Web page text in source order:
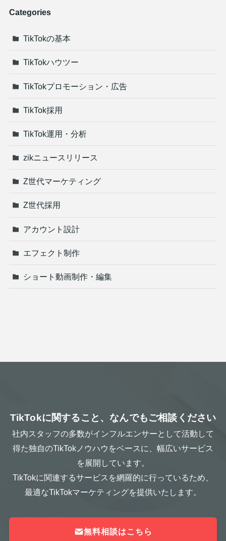
Categories
TikTokの基本
TikTokハウツー
TikTokプロモーション・広告
TikTok採用
TikTok運用・分析
zikニュースリリース
Z世代マーケティング
Z世代採用
アカウント設計
エフェクト制作
ショート動画制作・編集
TikTokに関すること、なんでもご相談ください
社内スタッフの多数がインフルエンサーとして活動して
得た独自のTikTokノウハウをベースに、幅広いサービス
を展開しています。
TikTokに関連するサービスを網羅的に行っているため、
最適なTikTokマーケティングを提供いたします。
無料相談はこちら